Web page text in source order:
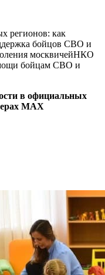
регионов: как
бойцов СВО и
москвичейНКО
бойцам СВО и
в официальных
MAX